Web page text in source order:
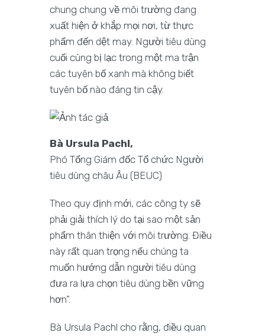
chung chung về môi trường đang
xuất hiện ở khắp mọi nơi, từ thực
phẩm đến dệt may. Người tiêu dùng
cuối cùng bị lạc trong một ma trận
các tuyên bố xanh mà không biết
tuyên bố nào đáng tin cậy.
Bà Ursula Pachl,
Phó Tổng Giám đốc Tổ chức Người
tiêu dùng châu Âu (BEUC)
Theo quy định mới, các công ty sẽ
phải giải thích lý do tại sao một sản
phẩm thân thiện với môi trường. Điều
này rất quan trọng nếu chúng ta
muốn hướng dẫn người tiêu dùng
đưa ra lựa chọn tiêu dùng bền vững
hơn”.
Bà Ursula Pachl cho rằng, điều quan